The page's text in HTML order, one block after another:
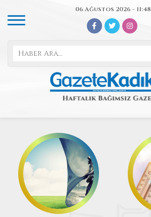
06 Ağustos 2026 - 11:48